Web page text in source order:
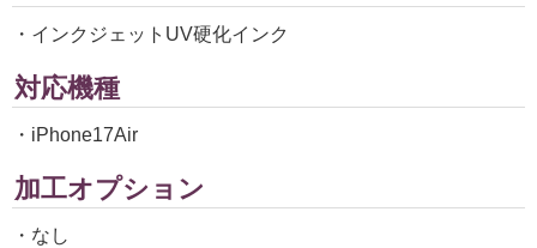
・インクジェットUV硬化インク
対応機種
・iPhone17Air
加工オプション
・なし